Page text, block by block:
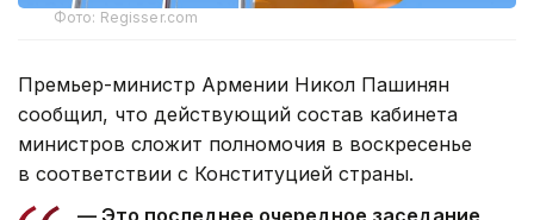
Фото: Regisser.com
Премьер-министр Армении Никол Пашинян
сообщил, что действующий состав кабинета
министров сложит полномочия в воскресенье
в соответствии с Конституцией страны.